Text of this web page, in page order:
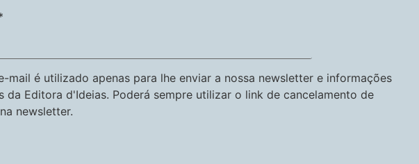
mail é utilizado apenas para lhe enviar a nossa newsletter e informações
da Editora d'Ideias. Poderá sempre utilizar o link de cancelamento de
newsletter.